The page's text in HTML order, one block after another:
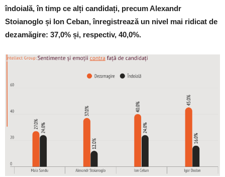
îndoială, în timp ce alți candidați, precum Alexandr
Stoianoglo și Ion Ceban, înregistrează un nivel mai ridicat de
dezamăgire: 37,0% și, respectiv, 40,0%.